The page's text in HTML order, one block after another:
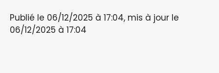
Publié le 06/12/2025 à 17:04, mis à jour le
06/12/2025 à 17:04